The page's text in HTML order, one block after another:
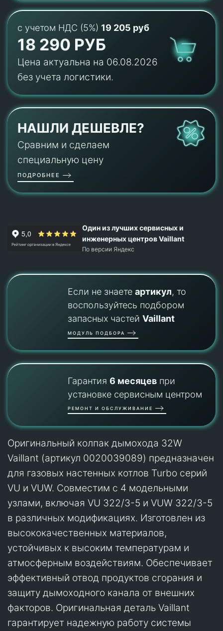
с учетом НДС (5%) 19 205 руб
18 290 РУБ
Цена актуальна на 06.08.2026
без учета логистики.
НАШЛИ ДЕШЕВЛЕ?
Сравним и сделаем
специальную цену
ПОДРОБНЕЕ
Один из лучших сервисных и
инженерных центров Vaillant
По версии Яндекс
Если не знаете артикул, то
воспользуйтесь подбором
запасных частей Vaillant
МОДУЛЬ ПОДБОРА
Гарантия 6 месяцевпри
установке сервисным центром
РЕМОНТ И ОБСЛУЖИВАНИЕ
Оригинальный колпак дымохода 32W
Vaillant (артикул 0020039089) предназначен
для газовых настенных котлов Turbo серий
VU и VUW. Совместим с 4 модельными
узлами, включая VU 322/3-5 и VUW 322/3-5
в различных модификациях. Изготовлен из
высококачественных материалов,
устойчивых к высоким температурам и
атмосферным воздействиям. Обеспечивает
эффективный отвод продуктов сгорания и
защиту дымоходного канала от внешних
факторов. Оригинальная деталь Vaillant
гарантирует надежную работу системы